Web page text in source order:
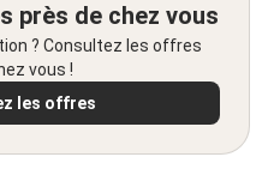
près de chez vous
? Consultez les offres
vous !
les offres